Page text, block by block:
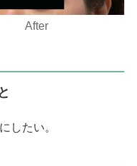
After
したい。